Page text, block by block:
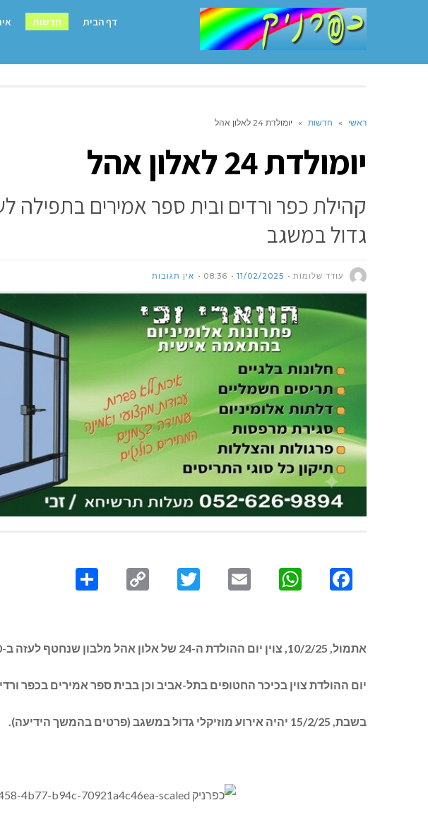
דף הבית חדשות
ראשי » חדשות » יומולדת 24 לאלון אהל
יומולדת 24 לאלון אהל
קהילת כפר ורדים ובית ספר אמירים בתפילה
גדול במשגב
עודד שלומות 11/02/2025
08:36 אין תגובות
Facebook
WhatsApp
Email
Twitter
Copy
אתמול, 10/2/25, צוין יום ההולדת ה-24 של אלון אהל מלבון שנחטף לעזה ב-7/10 ומופקר בידי החמאס כבר שנה וחמישה חודשים.
יום ההולדת צוין בכיכר החטופים בתל-אביב וכן בבית ספר אמירים בכפר
בשבת, 15/2/25 יהיה אירוע מוזיקלי גדול במשגב (פרטים בהמשך הידיעה).